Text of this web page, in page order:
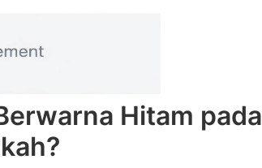
Hitam pada